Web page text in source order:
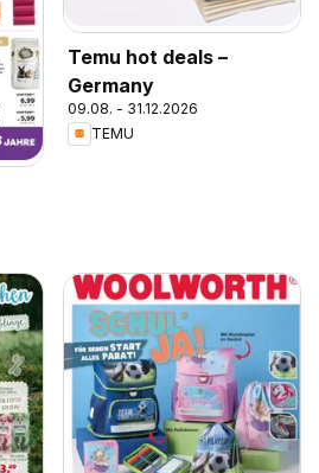
Temu hot deals –
Germany
09.08. - 31.12.2026
TEMU